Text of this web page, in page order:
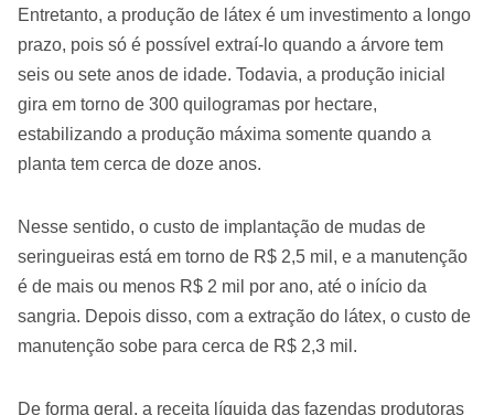
Entretanto, a produção de látex é um investimento a longo
prazo, pois só é possível extraí-lo quando a árvore tem
seis ou sete anos de idade. Todavia, a produção inicial
gira em torno de 300 quilogramas por hectare,
estabilizando a produção máxima somente quando a
planta tem cerca de doze anos.
Nesse sentido, o custo de implantação de mudas de
seringueiras está em torno de R$ 2,5 mil, e a manutenção
é de mais ou menos R$ 2 mil por ano, até o início da
sangria. Depois disso, com a extração do látex, o custo de
manutenção sobe para cerca de R$ 2,3 mil.
De forma geral, a receita líquida das fazendas produtoras